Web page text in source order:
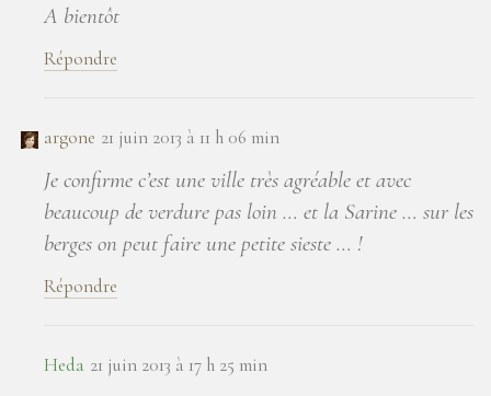
A bientôt
Répondre
argone 21 juin 2013 à 11 h 06 min
Je confirme c’est une ville très agréable et avec
beaucoup de verdure pas loin … et la Sarine … sur les
berges on peut faire une petite sieste … !
Répondre
Heda 21 juin 2013 à 17 h 25 min